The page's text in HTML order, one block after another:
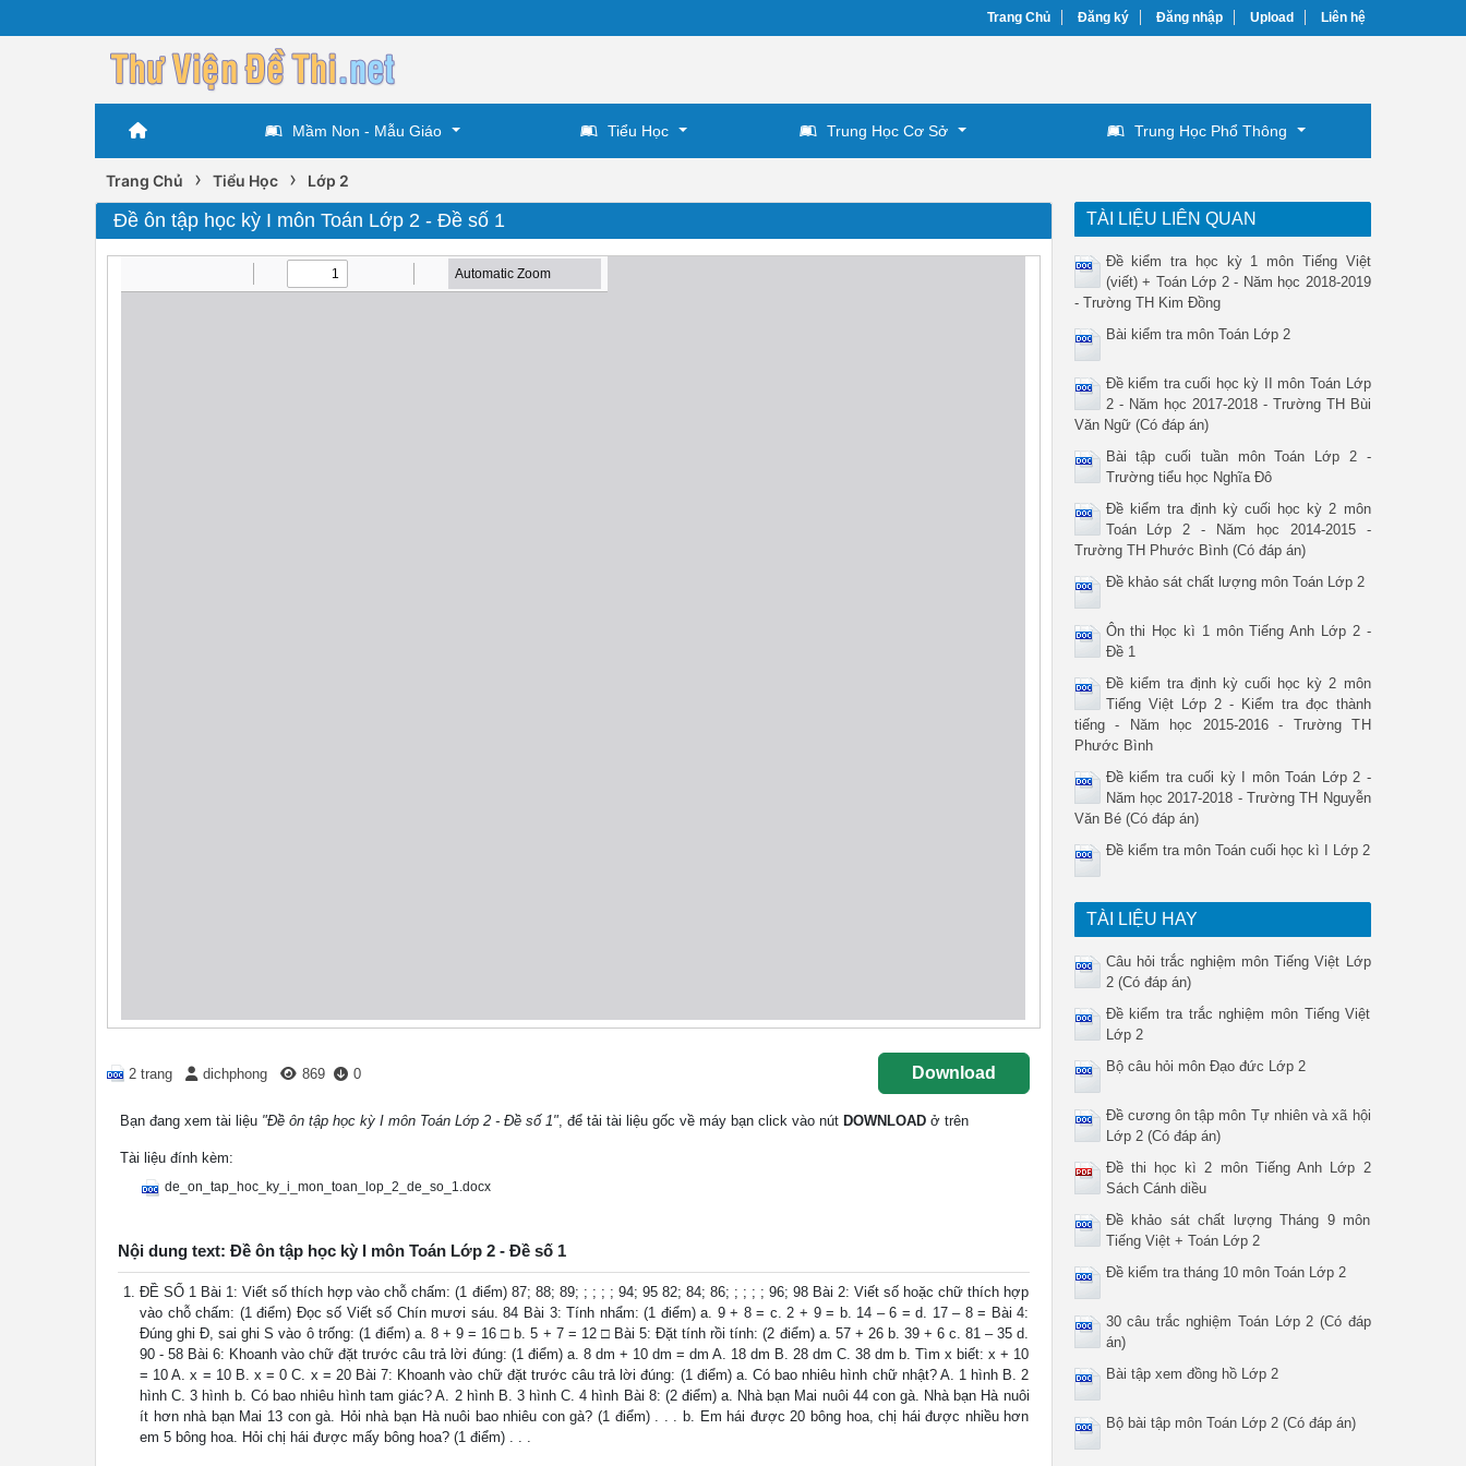
Trang Chủ Đăng ký Đăng nhập Upload Liên hệ
Mầm Non - Mẫu Giáo Tiểu Học Trung Học Cơ Sở Trung Học Phổ Thông
Trang Chủ › Tiểu Học › Lớp 2
Đề ôn tập học kỳ I môn Toán Lớp 2 - Đề số 1
2 trang dichphong 869 0 Download
Bạn đang xem tài liệu "Đề ôn tập học kỳ I môn Toán Lớp 2 - Đề số 1", để tải tài liệu gốc về máy bạn click vào nút DOWNLOAD ở trên
Tài liệu đính kèm:
de_on_tap_hoc_ky_i_mon_toan_lop_2_de_so_1.docx
Nội dung text: Đề ôn tập học kỳ I môn Toán Lớp 2 - Đề số 1
ĐỀ SỐ 1 Bài 1: Viết số thích hợp vào chỗ chấm: (1 điểm) 87; 88; 89; ; ; ; ; 94; 95 82; 84; 86; ; ; ; ; 96; 98 Bài 2: Viết số hoặc chữ thích hợp
vào chỗ chấm: (1 điểm) Đọc số Viết số Chín mươi sáu. 84 Bài 3: Tính nhẩm: (1 điểm) a. 9 + 8 = c. 2 + 9 = b. 14 – 6 = d. 17 – 8 = Bài 4:
Đúng ghi Đ, sai ghi S vào ô trống: (1 điểm) a. 8 + 9 = 16 □ b. 5 + 7 = 12 □ Bài 5: Đặt tính rồi tính: (2 điểm) a. 57 + 26 b. 39 + 6 c. 81 – 35 d.
90 - 58 Bài 6: Khoanh vào chữ đặt trước câu trả lời đúng: (1 điểm) a. 8 dm + 10 dm = dm A. 18 dm B. 28 dm C. 38 dm b. Tìm x biết: x + 10
= 10 A. x = 10 B. x = 0 C. x = 20 Bài 7: Khoanh vào chữ đặt trước câu trả lời đúng: (1 điểm) a. Có bao nhiêu hình chữ nhật? A. 1 hình B. 2
hình C. 3 hình b. Có bao nhiêu hình tam giác? A. 2 hình B. 3 hình C. 4 hình Bài 8: (2 điểm) a. Nhà bạn Mai nuôi 44 con gà. Nhà bạn Hà nuôi
ít hơn nhà bạn Mai 13 con gà. Hỏi nhà bạn Hà nuôi bao nhiêu con gà? (1 điểm) . . . b. Em hái được 20 bông hoa, chị hái được nhiều hơn
em 5 bông hoa. Hỏi chị hái được mấy bông hoa? (1 điểm) . . .
TÀI LIỆU LIÊN QUAN
Đề kiểm tra học kỳ 1 môn Tiếng Việt
(viết) + Toán Lớp 2 - Năm học 2018-2019
- Trường TH Kim Đồng
Bài kiểm tra môn Toán Lớp 2
Đề kiểm tra cuối học kỳ II môn Toán Lớp
2 - Năm học 2017-2018 - Trường TH Bùi
Văn Ngữ (Có đáp án)
Bài tập cuối tuần môn Toán Lớp 2 -
Trường tiểu học Nghĩa Đô
Đề kiểm tra định kỳ cuối học kỳ 2 môn
Toán Lớp 2 - Năm học 2014-2015 -
Trường TH Phước Bình (Có đáp án)
Đề khảo sát chất lượng môn Toán Lớp 2
Ôn thi Học kì 1 môn Tiếng Anh Lớp 2 -
Đề 1
Đề kiểm tra định kỳ cuối học kỳ 2 môn
Tiếng Việt Lớp 2 - Kiểm tra đọc thành
tiếng - Năm học 2015-2016 - Trường TH
Phước Bình
Đề kiểm tra cuối kỳ I môn Toán Lớp 2 -
Năm học 2017-2018 - Trường TH Nguyễn
Văn Bé (Có đáp án)
Đề kiểm tra môn Toán cuối học kì I Lớp 2
TÀI LIỆU HAY
Câu hỏi trắc nghiệm môn Tiếng Việt Lớp
2 (Có đáp án)
Đề kiểm tra trắc nghiệm môn Tiếng Việt
Lớp 2
Bộ câu hỏi môn Đạo đức Lớp 2
Đề cương ôn tập môn Tự nhiên và xã hội
Lớp 2 (Có đáp án)
Đề thi học kì 2 môn Tiếng Anh Lớp 2
Sách Cánh diều
Đề khảo sát chất lượng Tháng 9 môn
Tiếng Việt + Toán Lớp 2
Đề kiểm tra tháng 10 môn Toán Lớp 2
30 câu trắc nghiệm Toán Lớp 2 (Có đáp
án)
Bài tập xem đồng hồ Lớp 2
Bộ bài tập môn Toán Lớp 2 (Có đáp án)